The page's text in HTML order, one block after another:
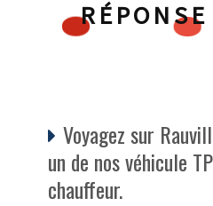
Voyagez sur
un de nos véhicule
chauffeur.